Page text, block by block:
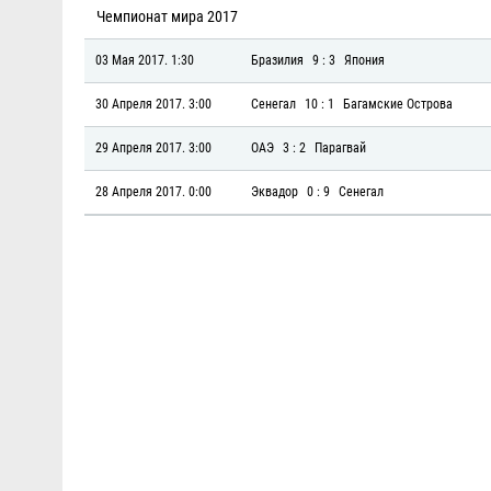
Чемпионат мира 2017
03 Мая 2017. 1:30 Бразилия 9 : 3 Япония
30 Апреля 2017. 3:00 Сенегал 10 : 1 Багамские Острова
29 Апреля 2017. 3:00 ОАЭ 3 : 2 Парагвай
28 Апреля 2017. 0:00 Эквадор 0 : 9 Сенегал